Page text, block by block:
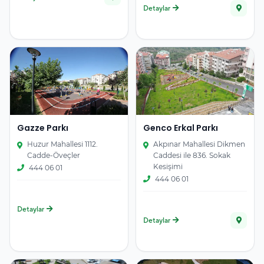
Detaylar
Gazze Parkı
Huzur Mahallesi 1112.
Cadde-Öveçler
444 06 01
Detaylar
Genco Erkal Parkı
Akpınar Mahallesi Dikmen
Caddesi ile 836. Sokak
Kesişimi
444 06 01
Detaylar